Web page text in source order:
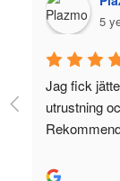
5
Jag fick
utrustning